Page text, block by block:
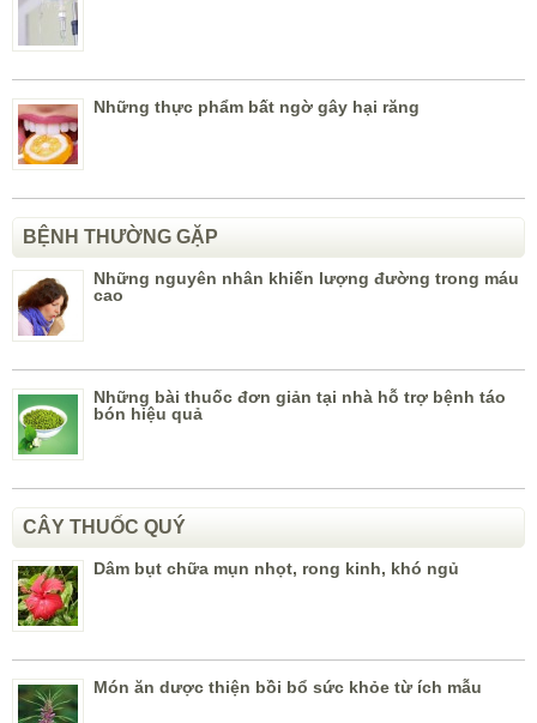
Những thực phẩm bất ngờ gây hại răng
BỆNH THƯỜNG GẶP
Những nguyên nhân khiến lượng đường trong máu
cao
Những bài thuốc đơn giản tại nhà hỗ trợ bệnh táo
bón hiệu quả
CÂY THUỐC QUÝ
Dâm bụt chữa mụn nhọt, rong kinh, khó ngủ
Món ăn dược thiện bồi bổ sức khỏe từ ích mẫu